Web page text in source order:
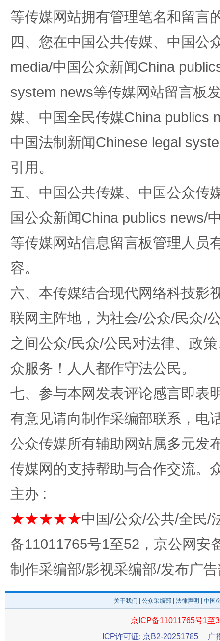
完善运行机制助力责任有效落实 一纸欠
东山县通报“牛蛙产品抗生素超标问题” 法
千年窑火 生生不息 一
等传媒网站拥有管理笔名和留言
四、您在中国公共传媒、中国公
media/中国公众新闻China
system news等传媒网站留言板
媒、中国全民传媒China publics
中国法制新闻Chinese legal
引用。
五、中国公共传媒、中国公众传
国公众新闻China publics news/
等传媒网站信息留言板管理人员
容。
六、本传媒结合现代网络科技影
联网主阵地，为社会/公众/民众/
之间公众/民众/公民对法律、政
众服务！人人都作守法公民。
七、参与本网发表评论感言即表
有意见请向制作采编部联系，电
公众传媒所有辅助网站属多元发
传媒网的支持帮助与合作交流。
主办 :
★★★★★中国/公众/公共/全民/
备11011765号1至52，京公网安
制作采编部/影视采编部/发布广
关于我们 公众采编部 法律声明 | 中国
京ICP备11011765号1至
ICP许可证: 京B2-20251785
广